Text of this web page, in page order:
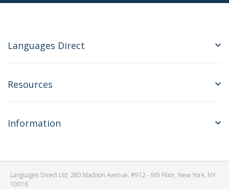
Languages Direct
Resources
Information
Languages Direct Ltd, 280 Madison Avenue, #912 - 9th Floor, New York, NY
10016